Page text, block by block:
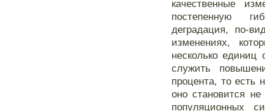
качественные
постепенную
деградация, по-
изменениях,
несколько
служить
процента, то есть
оно становится
популяционных